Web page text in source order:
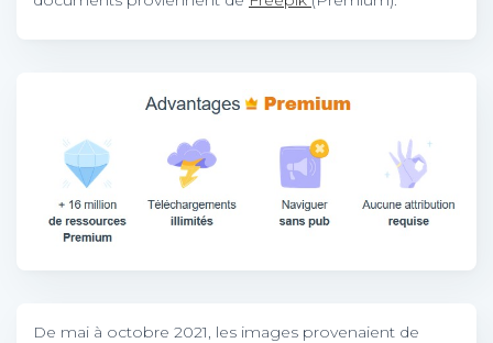
De mai à octobre 2021, les images provenaient de